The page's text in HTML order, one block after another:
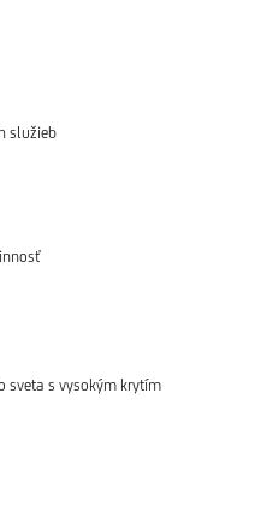
služieb
sveta s vysokým krytím